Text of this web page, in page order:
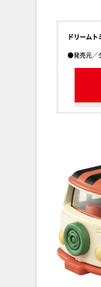
ドリームト
●発売元／